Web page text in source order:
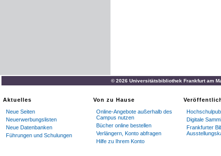
© 2026 Universitätsbibliothek Frankfurt am
Aktuelles
Neue Seiten
Neuerwerbungslisten
Neue Datenbanken
Führungen und Schulungen
Von zu Hause
Online-Angebote außerhalb des
Campus nutzen
Bücher online bestellen
Verlängern, Konto abfragen
Hilfe zu Ihrem Konto
Digitale
Frankfurter